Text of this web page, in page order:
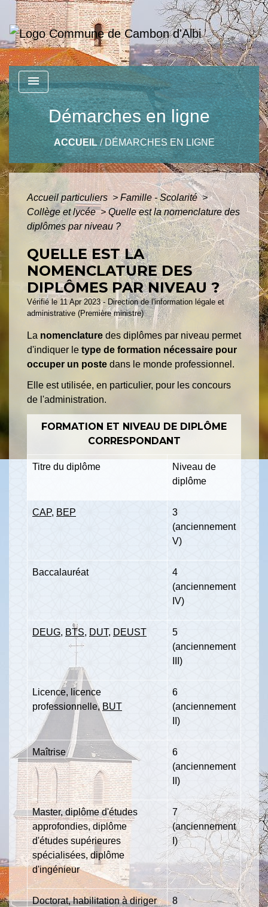
menu
Démarches en ligne
ACCUEIL/DÉMARCHES EN LIGNE
Accueil particuliers > Famille - Scolarité>
Collège et lycée> Quelle est la nomenclature des
diplômes par niveau ?
QUELLE EST LA
NOMENCLATURE DES
DIPLÔMES PAR NIVEAU ?
Vérifié le 11 Apr 2023 - Direction de l'information légale et
administrative (Première ministre)
La nomenclature des diplômes par niveau permet
d'indiquer le type de formation nécessaire pour
occuper un poste dans le monde professionnel.
Elle est utilisée, en particulier, pour les concours
de l'administration.
FORMATION ET NIVEAU DE DIPLÔME
CORRESPONDANT
Titre du diplôme
Niveau de
diplôme
CAP, BEP
3
(anciennement
V)
Baccalauréat
4
(anciennement
IV)
DEUG, BTS, DUT, DEUST
5
(anciennement
III)
Licence, licence
professionnelle, BUT
6
(anciennement
II)
Maîtrise
6
(anciennement
II)
Master, diplôme d'études
approfondies, diplôme
d'études supérieures
spécialisées, diplôme
d'ingénieur
7
(anciennement
I)
Doctorat, habilitation à diriger
8